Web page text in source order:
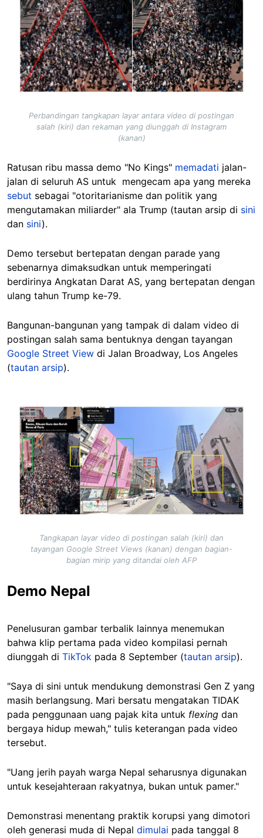
Perbandingan tangkapan layar antara video di postingan
salah (kiri) dan rekaman yang diunggah di Instagram
(kanan)
Ratusan ribu massa demo "No Kings" memadati jalan-
jalan di seluruh AS untuk mengecam apa yang mereka
sebut sebagai "otoritarianisme dan politik yang
mengutamakan miliarder" ala Trump (tautan arsip di sini
dan sini).
Demo tersebut bertepatan dengan parade yang
sebenarnya dimaksudkan untuk memperingati
berdirinya Angkatan Darat AS, yang bertepatan dengan
ulang tahun Trump ke-79.
Bangunan-bangunan yang tampak di dalam video di
postingan salah sama bentuknya dengan tayangan
Google Street View di Jalan Broadway, Los Angeles
(tautan arsip).
Image
Tangkapan layar video di postingan salah (kiri) dan
tayangan Google Street Views (kanan) dengan bagian-
bagian mirip yang ditandai oleh AFP
Demo Nepal
Penelusuran gambar terbalik lainnya menemukan
bahwa klip pertama pada video kompilasi pernah
diunggah di TikTok pada 8 September (tautan arsip).
"Saya di sini untuk mendukung demonstrasi Gen Z yang
masih berlangsung. Mari bersatu mengatakan TIDAK
pada penggunaan uang pajak kita untuk flexing dan
bergaya hidup mewah," tulis keterangan pada video
tersebut.
"Uang jerih payah warga Nepal seharusnya digunakan
untuk kesejahteraan rakyatnya, bukan untuk pamer."
Demonstrasi menentang praktik korupsi yang dimotori
oleh generasi muda di Nepal dimulai pada tanggal 8